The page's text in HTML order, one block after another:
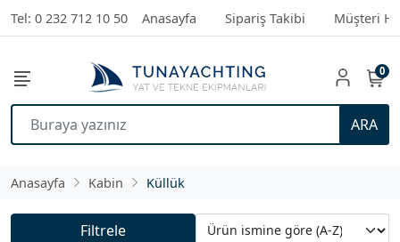
Tel: 0 232 712 10 50 Anasayfa Sipariş Takibi Müşteri
ARA
0
Anasayfa Kabin Küllük
Filtrele